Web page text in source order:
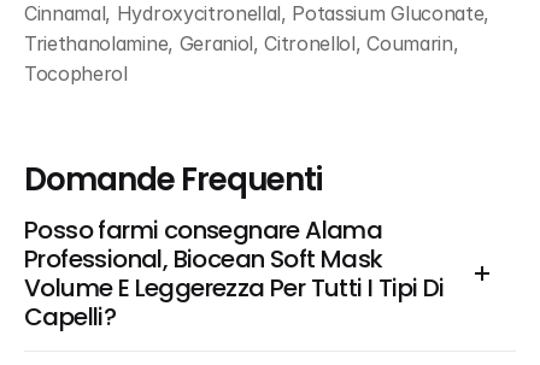
Cinnamal, Hydroxycitronellal, Potassium Gluconate,
Triethanolamine, Geraniol, Citronellol, Coumarin,
Tocopherol
Domande Frequenti
Posso farmi consegnare Alama
Professional, Biocean Soft Mask
Volume E Leggerezza Per Tutti I Tipi Di
Capelli?